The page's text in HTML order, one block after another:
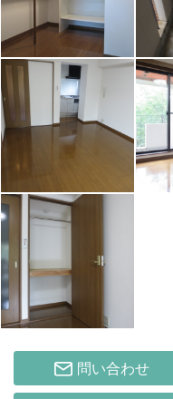
問い合わせ